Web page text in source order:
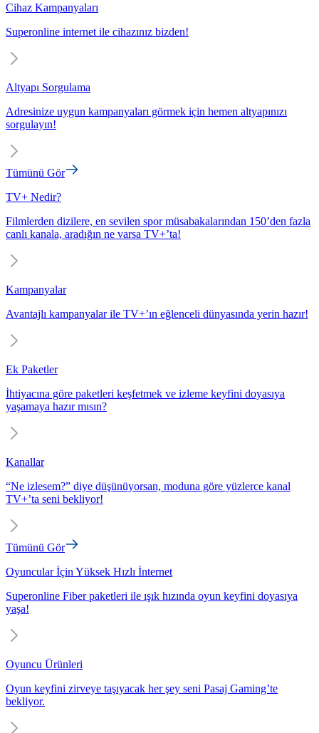
Cihaz Kampanyaları
Superonline internet ile cihazınız bizden!
Altyapı Sorgulama
Adresinize uygun kampanyaları görmek için hemen altyapınızı
sorgulayın!
Tümünü Gör
TV+ Nedir?
Filmlerden dizilere, en sevilen spor müsabakalarından 150’den fazla
canlı kanala, aradığın ne varsa TV+’ta!
Kampanyalar
Avantajlı kampanyalar ile TV+’ın eğlenceli dünyasında yerin hazır!
Ek Paketler
İhtiyacına göre paketleri keşfetmek ve izleme keyfini doyasıya
yaşamaya hazır mısın?
Kanallar
“Ne izlesem?” diye düşünüyorsan, moduna göre yüzlerce kanal
TV+’ta seni bekliyor!
Tümünü Gör
Oyuncular İçin Yüksek Hızlı İnternet
Superonline Fiber paketleri ile ışık hızında oyun keyfini doyasıya
yaşa!
Oyuncu Ürünleri
Oyun keyfini zirveye taşıyacak her şey seni Pasaj Gaming’te
bekliyor.